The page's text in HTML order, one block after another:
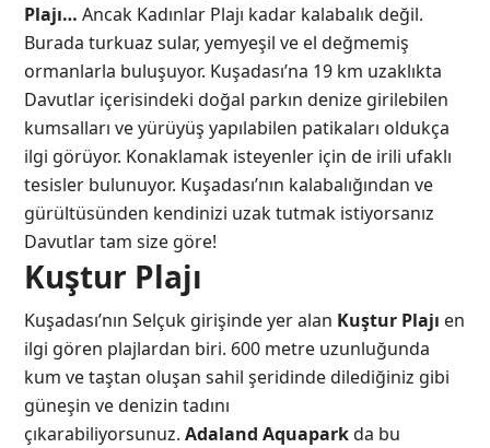
Plajı… Ancak Kadınlar Plajı kadar kalabalık değil.
Burada turkuaz sular, yemyeşil ve el değmemiş
ormanlarla buluşuyor. Kuşadası’na 19 km uzaklıkta
Davutlar içerisindeki doğal parkın denize girilebilen
kumsalları ve yürüyüş yapılabilen patikaları oldukça
ilgi görüyor. Konaklamak isteyenler için de irili ufaklı
tesisler bulunuyor. Kuşadası’nın kalabalığından ve
gürültüsünden kendinizi uzak tutmak istiyorsanız
Davutlar tam size göre!
Kuştur Plajı
Kuşadası’nın Selçuk girişinde yer alan Kuştur Plajı en
ilgi gören plajlardan biri. 600 metre uzunluğunda
kum ve taştan oluşan sahil şeridinde dilediğiniz gibi
güneşin ve denizin tadını
çıkarabiliyorsunuz. Adaland Aquaparkda bu